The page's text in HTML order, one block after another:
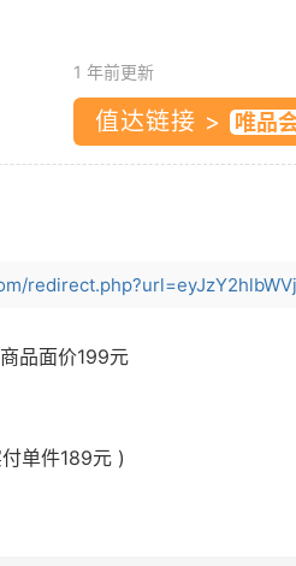
1 年前更新
值达链接 >
品面价199元
单件189元 )